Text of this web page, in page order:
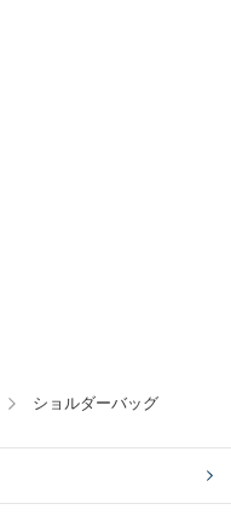
ショルダーバッグ